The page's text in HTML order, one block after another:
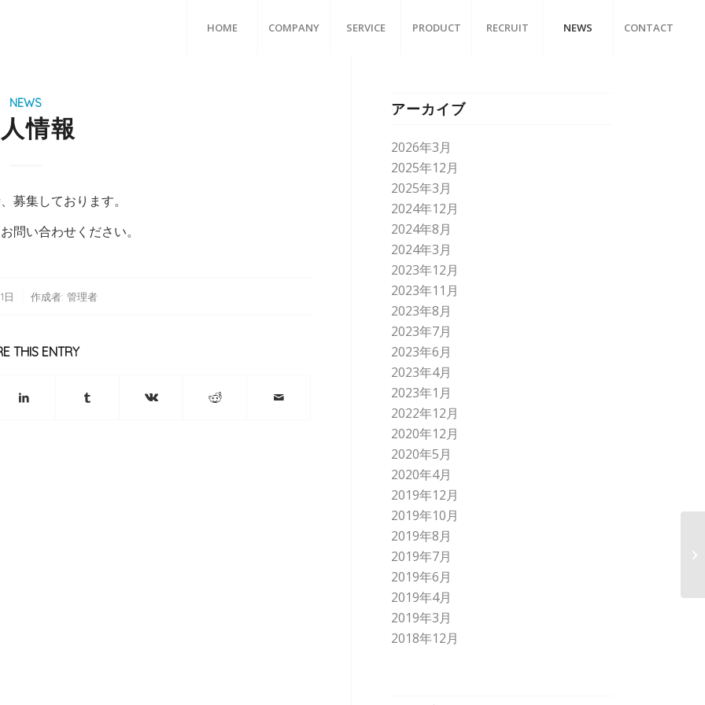
HOME COMPANY SERVICE PRODUCT RECRUIT NEWS CONTACT
NEWS
情報
募集しております。
問い合わせください。
日 作成者:管理者
THIS ENTRY
アーカイブ
2026年3月
2025年12月
2025年3月
2024年12月
2024年8月
2024年3月
2023年12月
2023年11月
2023年8月
2023年7月
2023年6月
2023年4月
2023年1月
2022年12月
2020年12月
2020年5月
2020年4月
2019年12月
2019年10月
2019年8月
2019年7月
2019年6月
2019年4月
2019年3月
2018年12月